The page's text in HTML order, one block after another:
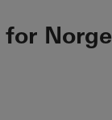
Norge